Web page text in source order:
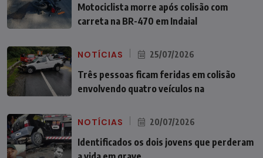
Motociclista morre após colisão com
carreta na BR-470 em Indaial
NOTÍCIAS 25/07/2026
Três pessoas ficam feridas em colisão
envolvendo quatro veículos na
NOTÍCIAS 20/07/2026
Identificados os dois jovens que perderam